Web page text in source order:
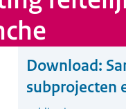
Download:
subprojecten